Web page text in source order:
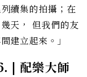
續集的拍攝；在
天，
但我們的友
建立起來。」
| 配樂大師